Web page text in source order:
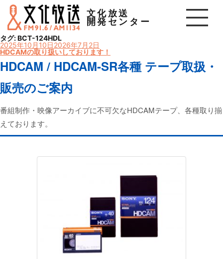
文化放送
開発センター
タグ:BCT-124HDL
投
稿
日:
2025年10月10日2026年7月2日
HDCAMの取り扱いしております！
HDCAM / HDCAM-SR各種 テープ取扱・
販売のご案内
番組制作・映像アーカイブに不可欠なHDCAMテープ、各種取り揃
えております。